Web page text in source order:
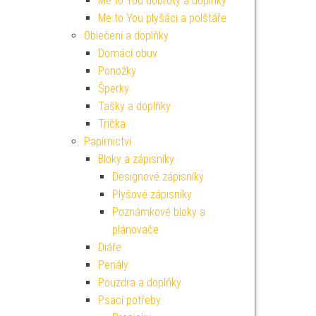
Me to You plyšáci a polštáře
Oblečení a doplňky
Domácí obuv
Ponožky
Šperky
Tašky a doplňky
Trička
Papírnictví
Bloky a zápisníky
Designové zápisníky
Plyšové zápisníky
Poznámkové bloky a
plánovače
Diáře
Penály
Pouzdra a doplňky
Psací potřeby